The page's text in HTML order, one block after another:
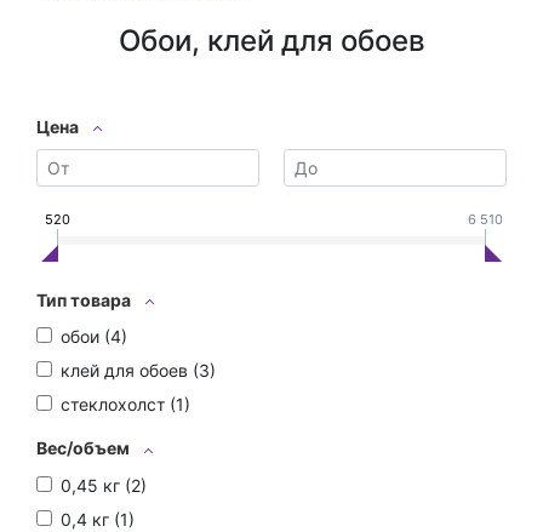
Обои, клей для обоев
Цена
520 6 510
Тип товара
обои (4)
клей для обоев (3)
стеклохолст (1)
Вес/объем
0,45 кг (2)
0,4 кг (1)